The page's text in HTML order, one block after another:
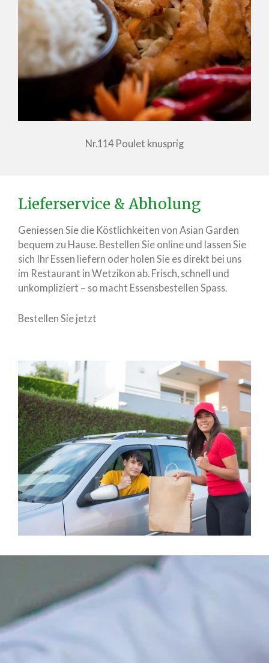
Nr.114 Poulet knusprig
Lieferservice & Abholung
Geniessen Sie die Köstlichkeiten von Asian Garden
bequem zu Hause. Bestellen Sie online und lassen Sie
sich Ihr Essen liefern oder holen Sie es direkt bei uns
im Restaurant in Wetzikon ab. Frisch, schnell und
unkompliziert – so macht Essensbestellen Spass.
Bestellen Sie jetzt